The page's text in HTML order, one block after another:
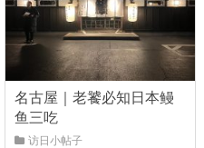
名古屋｜老饕必知日本鳗
鱼三吃
访日小帖子